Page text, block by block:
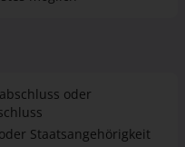
oder
des
3. Juli